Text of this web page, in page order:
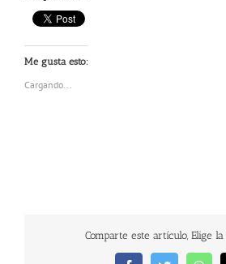
Me gusta esto:
Cargando...
Comparte este artículo, Elige